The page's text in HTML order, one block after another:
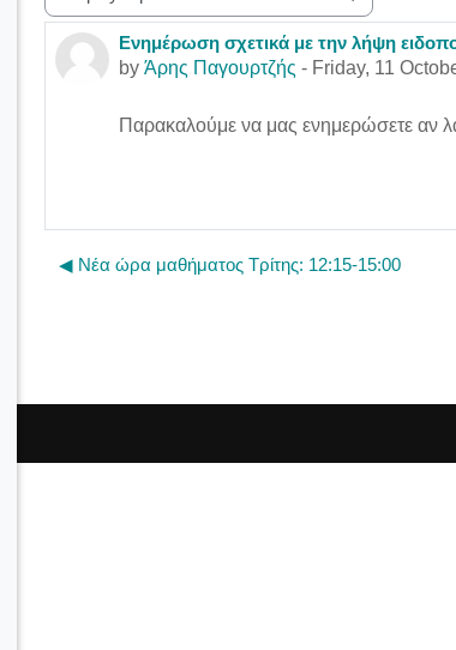
Ενημέρωση σχετικά με την λήψη
by Άρης Παγουρτζής - Friday, 11
Number of replies: 0
Παρακαλούμε να μας ενημερώσετε αν
◀︎ Νέα ώρα μαθήματος Τρίτης: 12:15-15:00